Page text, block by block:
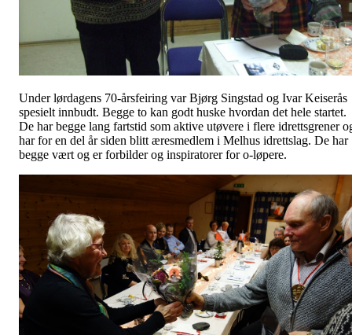
Under lørdagens 70-årsfeiring var Bjørg Singstad og Ivar Keiserås
spesielt innbudt. Begge to kan godt huske hvordan det hele startet.
De har begge lang fartstid som aktive utøvere i flere idrettsgrener
har for en del år siden blitt æresmedlem i Melhus idrettslag. De har
begge vært og er forbilder og inspiratorer for o-løpere.